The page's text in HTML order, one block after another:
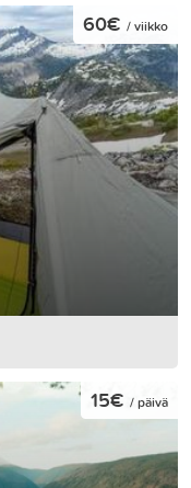
60€ / viikko
15€ / päivä